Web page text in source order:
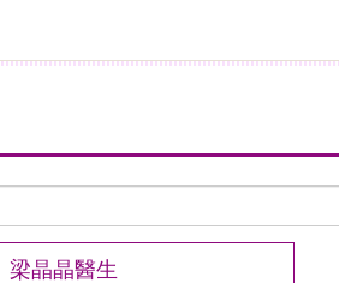
梁晶晶醫生